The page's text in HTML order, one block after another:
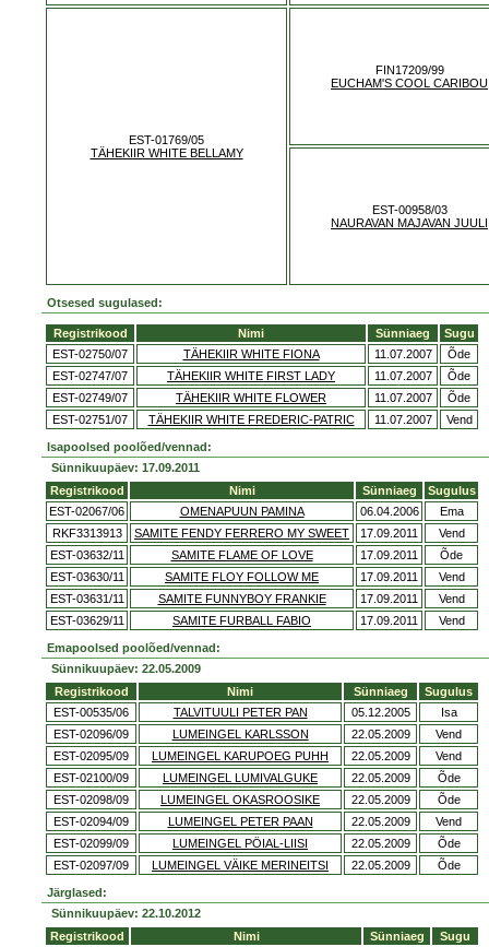
EST-01769/05
TÄHEKIIR WHITE BELLAMY
FIN17209/99
EUCHAM'S COOL CARIBOU
EST-00958/03
NAURAVAN MAJAVAN JUULI
Otsesed sugulased:
Registrikood Nimi Sünniaeg
Sugu
EST-02750/07
TÄHEKIIR WHITE FIONA 11.07.2007
Õde
EST-02747/07
TÄHEKIIR WHITE FIRST LADY 11.07.2007
Õde
EST-02749/07
TÄHEKIIR WHITE FLOWER 11.07.2007
Õde
EST-02751/07
TÄHEKIIR WHITE FREDERIC-PATRIC 11.07.2007 Vend
Isapoolsed poolõed/vennad:
Sünnikuupäev: 17.09.2011
Registrikood
Nimi Sünniaeg
Sugulus
EST-02067/06
OMENAPUUN PAMINA 06.04.2006
Ema
RKF3313913
SAMITE FENDY FERRERO MY SWEET 17.09.2011
Vend
EST-03632/11
SAMITE FLAME OF LOVE 17.09.2011
Õde
EST-03630/11
SAMITE FLOY FOLLOW ME 17.09.2011
Vend
EST-03631/11
SAMITE FUNNYBOY FRANKIE 17.09.2011
Vend
EST-03629/11
SAMITE FURBALL FABIO 17.09.2011 Vend
Emapoolsed poolõed/vennad:
Sünnikuupäev: 22.05.2009
Registrikood
Nimi Sünniaeg
Sugulus
EST-00535/06
TALVITUULI PETER PAN 05.12.2005
Isa
EST-02096/09
LUMEINGEL KARLSSON 22.05.2009
Vend
EST-02095/09
LUMEINGEL KARUPOEG PUHH 22.05.2009
Vend
EST-02100/09
LUMEINGEL LUMIVALGUKE 22.05.2009
Õde
EST-02098/09
LUMEINGEL OKASROOSIKE 22.05.2009
Õde
EST-02094/09
LUMEINGEL PETER PAAN 22.05.2009
Vend
EST-02099/09
LUMEINGEL PÖIAL-LIISI 22.05.2009
Õde
EST-02097/09
LUMEINGEL VÄIKE MERINEITSI 22.05.2009 Õde
Järglased:
Sünnikuupäev: 22.10.2012
Registrikood
Nimi Sünniaeg Sugu